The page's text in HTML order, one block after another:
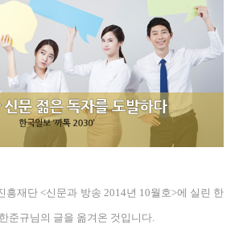
흥재단 <신문과 방송 2014년 10월호>에 실린 한
준규님 의 글을 옮겨온 것입니다.